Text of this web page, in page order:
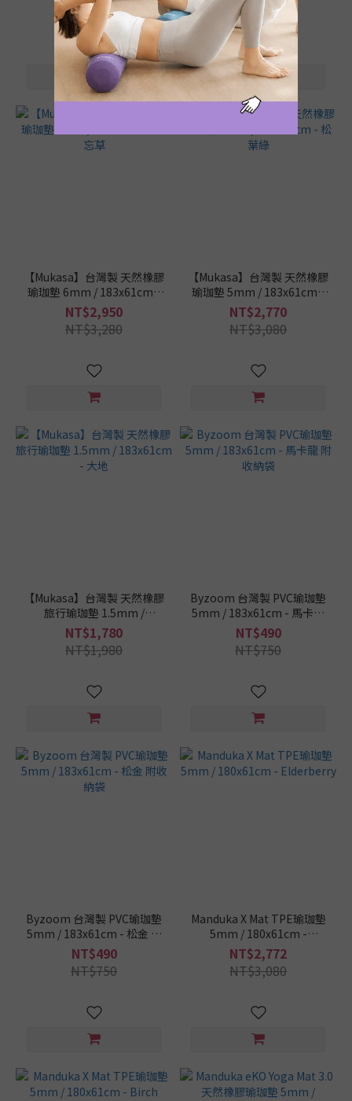
NT$880 NT$980
【Mukasa】台灣製 天然橡膠
瑜珈墊 6mm / 183x61cm -
勿忘草
NT$2,950
NT$3,280
【Mukasa】台灣製 天然橡膠
瑜珈墊 5mm / 183x61cm -
松葉綠
NT$2,770
NT$3,080
【Mukasa】台灣製 天然橡膠
旅行瑜珈墊 1.5mm /
183x61cm - 大地
NT$1,780
NT$1,980
Byzoom 台灣製 PVC瑜珈墊
5mm / 183x61cm - 馬卡龍
附收納袋
NT$490
NT$750
Byzoom 台灣製 PVC瑜珈墊
5mm / 183x61cm - 松金 附
收納袋
NT$490
NT$750
Manduka X Mat TPE瑜珈墊
5mm / 180x61cm -
Elderberry
NT$2,772
NT$3,080